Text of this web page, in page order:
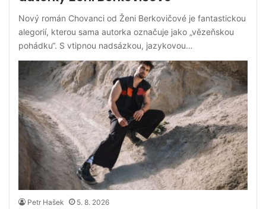
Nový román Chovanci od Ženi Berkovičové je fantastickou
alegorií, kterou sama autorka označuje jako „vězeňskou
pohádku“. S vtipnou nadsázkou, jazykovou…
Petr Hašek 5. 8. 2026